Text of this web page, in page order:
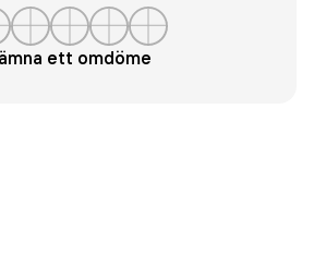
ett omdöme